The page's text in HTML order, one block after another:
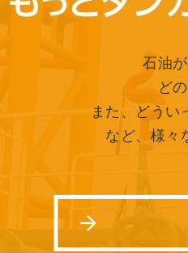
石油
ど
また、どうい
など、様々